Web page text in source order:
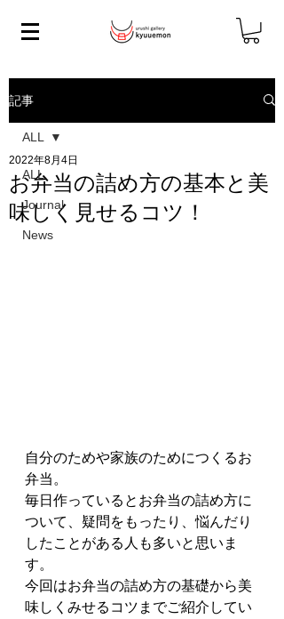
記事
ALL
Journal
News
ALL
お弁当の詰め方の基本と美
味しく見せるコツ！
2022年8月4日
自分のためや家族のためにつくるお
弁当。
毎日作っているとお弁当の詰め方に
ついて、疑問をもったり、悩んだり
したことがある人も多いと思いま
す。
今回はお弁当の詰め方の基礎から美
味しくみせるコツまでご紹介してい